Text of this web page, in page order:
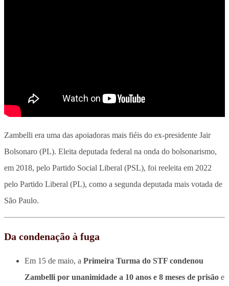
Zambelli era uma das apoiadoras mais fiéis do ex-presidente Jair
Bolsonaro (PL). Eleita deputada federal na onda do bolsonarismo,
em 2018, pelo Partido Social Liberal (PSL), foi reeleita em 2022
pelo Partido Liberal (PL), como a segunda deputada mais votada de
São Paulo.
Da condenação à fuga
Em 15 de maio, a Primeira Turma do STF condenou
Zambelli por unanimidade a 10 anos e 8 meses de prisão e